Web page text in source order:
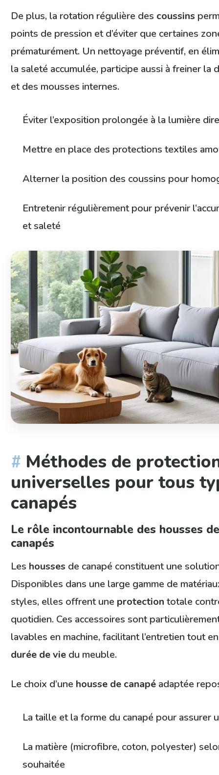
De plus, la rotation régulière des coussins
points de pression et d’éviter que certaines
prématurément. Un nettoyage préventif, en
la saleté accumulée, participe aussi à freiner la
et des mousses internes.
Éviter l’exposition prolongée à la lumière
Mettre en place des protections textiles
Alterner la position des coussins pour
Entretenir régulièrement pour prévenir
et saleté
Méthodes de
universelles pour tous
canapés
Le rôle incontournable des housses
canapés
Les housses de canapé constituent une
Disponibles dans une large gamme de
styles, elles offrent une protection totale
quotidien. Ces accessoires sont
lavables en machine, facilitant l’entretien tout
durée de vie du meuble.
Le choix d’une housse de canapé adaptée
La taille et la forme du canapé pour assurer
La matière (microfibre, coton, polyester)
souhaitée